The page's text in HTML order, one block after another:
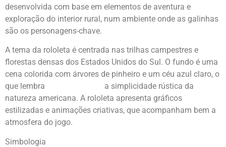
desenvolvida com base em elementos de aventura e
exploração do interior rural, num ambiente onde as galinhas
são os personagens-chave.
A tema da rololeta é centrada nas trilhas campestres e
florestas densas dos Estados Unidos do Sul. O fundo é uma
cena colorida com árvores de pinheiro e um céu azul claro, o
que lembra
a simplicidade rústica da
natureza americana. A rololeta apresenta gráficos
estilizadas e animações criativas, que acompanham bem a
atmosfera do jogo.
Simbologia